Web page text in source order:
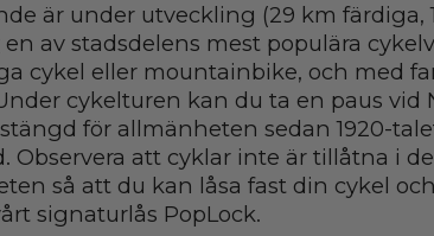
är under utveckling (29 km färdiga,
en av stadsdelens mest populära
cykel eller mountainbike, och med
cykelturen kan du ta en paus vid
för allmänheten sedan 1920-
Observera att cyklar inte är tillåtna i
så att du kan låsa fast din cykel
signaturlås PopLock.